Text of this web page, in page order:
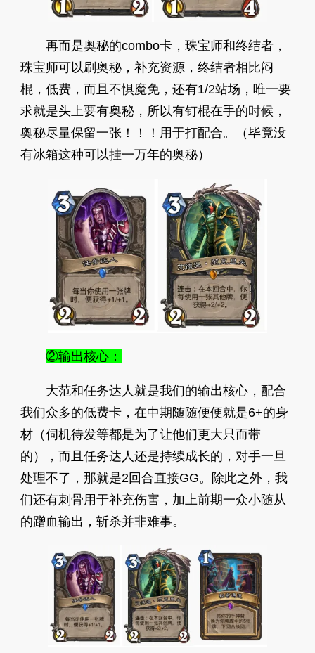
再而是奥秘的combo卡，珠宝师和终结者，
珠宝师可以刷奥秘，补充资源，终结者相比闷
棍，低费，而且不惧魔免，还有1/2站场，唯一要
求就是头上要有奥秘，所以有钉棍在手的时候，
奥秘尽量保留一张！！！用于打配合。（毕竟没
有冰箱这种可以挂一万年的奥秘）
②输出核心：
大范和任务达人就是我们的输出核心，配合
我们众多的低费卡，在中期随随便便就是6+的身
材（伺机待发等都是为了让他们更大只而带
的），而且任务达人还是持续成长的，对手一旦
处理不了，那就是2回合直接GG。除此之外，我
们还有刺骨用于补充伤害，加上前期一众小随从
的蹭血输出，斩杀并非难事。